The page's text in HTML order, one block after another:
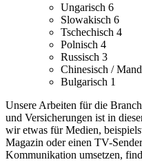
Ungarisch 6
Slowakisch 6
Tschechisch 4
Polnisch 4
Russisch 3
Chinesisch /
Bulgarisch 1
Unsere Arbeiten für die
und Versicherungen ist in
wir etwas für Medien,
Magazin oder einen TV-
Kommunikation umsetzen,